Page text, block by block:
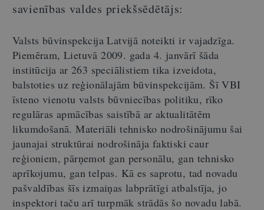
savienības valdes priekšsēdētājs:
Valsts būvinspekcija Latvijā noteikti ir vajadzīga.
Piemēram, Lietuvā 2009. gada 4. janvārī šāda
institūcija ar 263 speciālistiem tika izveidota,
balstoties uz reģionālajām būvinspekcijām. Šī VBI
īsteno vienotu valsts būvniecības politiku, rīko
regulāras apmācības saistībā ar aktualitātēm
likumdošanā. Materiāli tehnisko nodrošinājumu šai
jaunajai struktūrai nodrošināja faktiski caur
reģioniem, pārņemot gan personālu, gan tehnisko
aprīkojumu, gan telpas. Kā es saprotu, tad novadu
pašvaldības šīs izmaiņas labprātīgi atbalstīja, jo
inspektori taču arī turpmāk strādās šo novadu labā.